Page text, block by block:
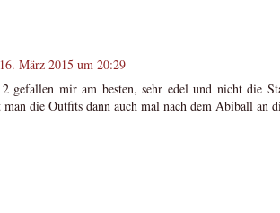
16. März 2015 um 20:29
gefallen mir am besten, sehr edel und nicht die
die Outfits dann auch mal nach dem Abiball an